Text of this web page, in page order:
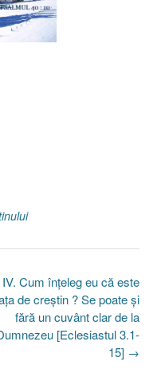
IV. Cum înţeleg eu că este
de creştin ? Se poate şi
fără un cuvânt clar de la
[Eclesiastul 3.1-
15] →